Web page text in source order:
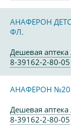
АНАФЕРОН
ФЛ.
Дешевая
8-39162-2-80-05
АНАФЕРОН №20
Дешевая
8-39162-2-80-05